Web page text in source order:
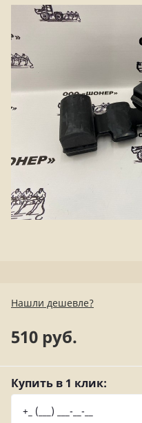
Нашли дешевле?
510 руб.
Купить в 1 клик: